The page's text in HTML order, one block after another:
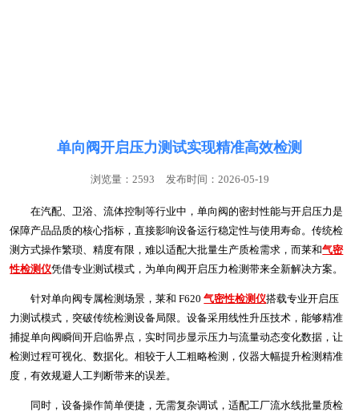
单向阀开启压力测试实现精准高效检测
浏览量：2593 发布时间：2026-05-19
在汽配、卫浴、流体控制等行业中，单向阀的密封性能与开启压力是
保障产品品质的核心指标，直接影响设备运行稳定性与使用寿命。传统检
测方式操作繁琐、精度有限，难以适配大批量生产质检需求，而莱和气密
性检测仪凭借专业测试模式，为单向阀开启压力检测带来全新解决方案。
针对单向阀专属检测场景，莱和 F620气密性检测仪搭载专业开启压
力测试模式，突破传统检测设备局限。设备采用线性升压技术，能够精准
捕捉单向阀瞬间开启临界点，实时同步显示压力与流量动态变化数据，让
检测过程可视化、数据化。相较于人工粗略检测，仪器大幅提升检测精准
度，有效规避人工判断带来的误差。
同时，设备操作简单便捷，无需复杂调试，适配工厂流水线批量质检